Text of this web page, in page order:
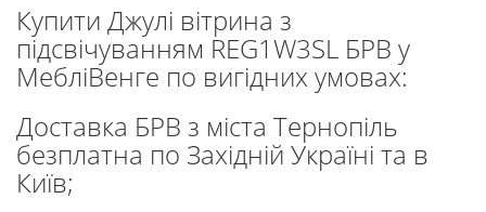
Купити Джулі вітрина з
підсвічуванням REG1W3SL БРВ у
МебліВенге по вигідних умовах:
Доставка БРВ з міста Тернопіль
безплатна по Західній Україні та в
Київ;